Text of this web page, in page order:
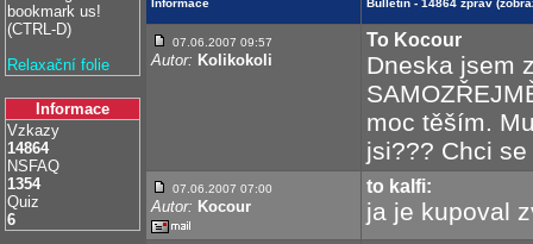
bookmark us!
(CTRL-D)
Relaxační folie
Informace
Vzkazy
14864
NSFAQ
1354
Quiz
6
Informace Bulletin - 14864 zpráv
07.06.2007 09:57
Autor: Kolikokoli
To Kocour
Dneska jsem
moc těším.
jsi??? Chci
07.06.2007 07:00
Autor: Kocour
to kalfi:
ja je kupoval